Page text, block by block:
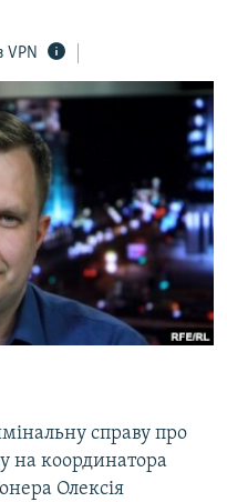
VPN
справу про
на координатора
Олексія